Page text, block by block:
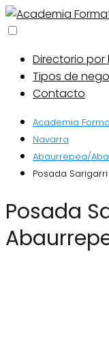
Directorio
Tipos de
Contacto
Academia
Navarra
Abaurrepea/
Posada
Posada Sarigarri - Otros en